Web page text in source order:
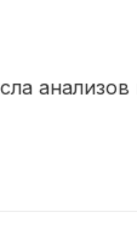
анализов